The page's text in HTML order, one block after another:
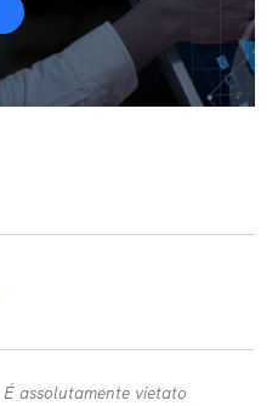
É assolutamente vietato